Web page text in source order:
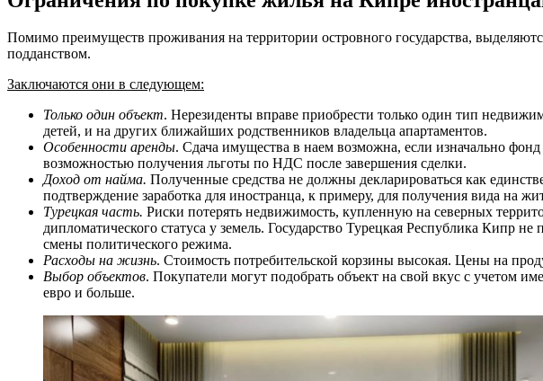
Помимо преимуществ проживания на территории островного государства,
подданством.
Заключаются они в следующем:
Только один объект. Нерезиденты вправе приобрести только один тип
детей, и на других ближайших родственников владельца апартаментов.
Особенности аренды. Сдача имущества в наем возможна, если изначально
возможностью получения льготы по НДС после завершения сделки.
Доход от найма. Полученные средства не должны декларироваться как
подтверждение заработка для иностранца, к примеру, для получения вида на
Турецкая часть. Риски потерять недвижимость, купленную на северных
дипломатического статуса у земель. Государство Турецкая Республика Кипр
смены политического режима.
Расходы на жизнь. Стоимость потребительской корзины высокая. Цены на
Выбор объектов. Покупатели могут подобрать объект на свой вкус с учетом
евро и больше.